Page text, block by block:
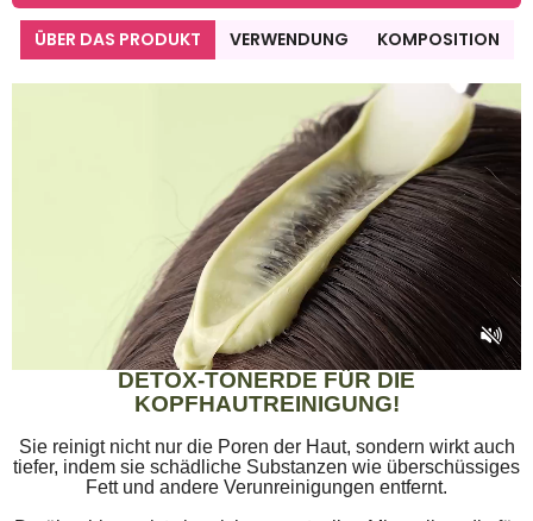
ÜBER DAS PRODUKT VERWENDUNG KOMPOSITION
DETOX-TONERDE FÜR DIE
KOPFHAUTREINIGUNG!
Sie reinigt nicht nur die Poren der Haut, sondern wirkt auch
tiefer, indem sie schädliche Substanzen wie überschüssiges
Fett und andere Verunreinigungen entfernt.